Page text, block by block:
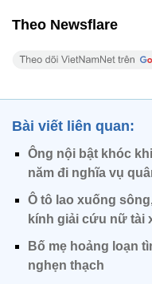
Theo Newsflare
Bài viết liên quan:
Ông nội bật khóc
năm đi nghĩa vụ
Ô tô lao xuống
kính giải cứu nữ tài
Bố mẹ hoảng loạn
nghẹn thạch